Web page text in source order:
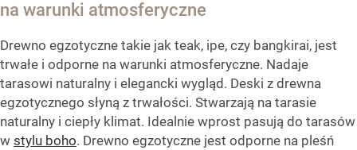
na warunki atmosferyczne
Drewno egzotyczne takie jak teak, ipe, czy bangkirai, jest
trwałe i odporne na warunki atmosferyczne. Nadaje
tarasowi naturalny i elegancki wygląd. Deski z drewna
egzotycznego słyną z trwałości. Stwarzają na tarasie
naturalny i ciepły klimat. Idealnie wprost pasują do tarasów
w stylu boho. Drewno egzotyczne jest odporne na pleśń